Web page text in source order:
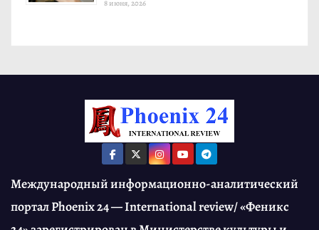
8 июня, 2026
Международный информационно-аналитический
портал Phoenix 24 — International review/ «Феникс